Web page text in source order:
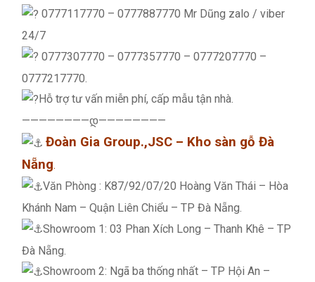
0777117770 – 0777887770 Mr Dũng zalo / viber
24/7
0777307770 – 0777357770 – 0777207770 –
0777217770.
Hỗ trợ tư vấn miễn phí, cấp mẫu tận nhà.
————————დ————————
Đoàn Gia Group.,JSC – Kho sàn gỗ Đà
Nẵng.
Văn Phòng : K87/92/07/20 Hoàng Văn Thái – Hòa
Khánh Nam – Quận Liên Chiểu – TP Đà Nẵng.
Showroom 1: 03 Phan Xích Long – Thanh Khê – TP
Đà Nẵng.
Showroom 2: Ngã ba thống nhất – TP Hội An –